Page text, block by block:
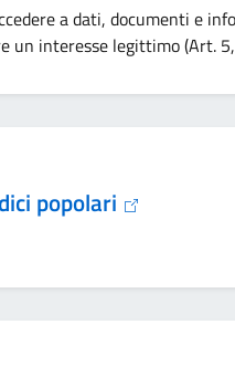
a dati, documenti e
un interesse legittimo (Art.
popolari